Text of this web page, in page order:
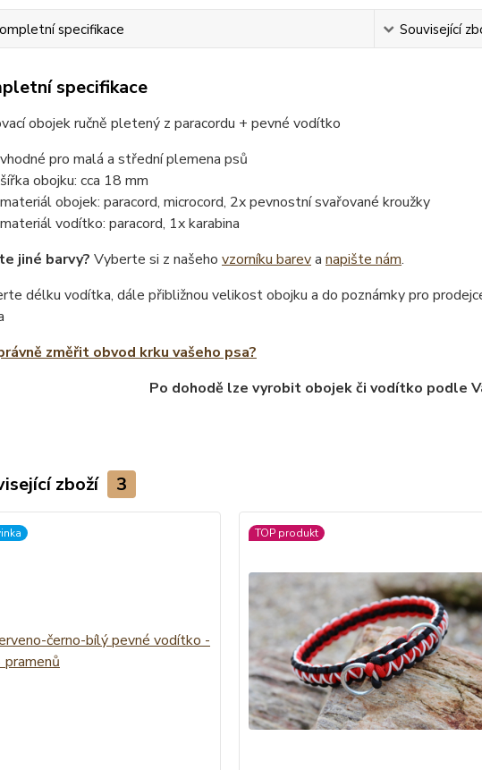
specifikace Související
specifikace
obojek ručně pletený z paracordu + pevné vodítko
vhodné pro malá a střední plemena psů
šířka obojku: cca 18 mm
materiál obojek: paracord, microcord, 2x pevnostní svařované kroužky
materiál vodítko: paracord, 1x karabina
jiné barvy? Vyberte si z našeho vzorníku bareva napište nám.
délku vodítka, dále přibližnou velikost obojku a do poznámky pro
změřit obvod krku vašeho psa?
Po dohodě lze vyrobit obojek či vodítko podle
zboží 3
TOP produkt